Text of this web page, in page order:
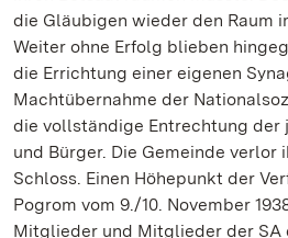
die Gläubigen wieder den Raum
Weiter ohne Erfolg blieben
die Errichtung einer eigenen
Machtübernahme der
die vollständige Entrechtung der
und Bürger. Die Gemeinde verlor
Schloss. Einen Höhepunkt der
Pogrom vom 9./10. November
Mitglieder und Mitglieder der SA